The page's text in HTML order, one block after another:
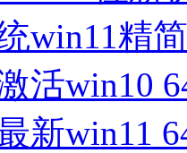
win11精
活win10
新win11